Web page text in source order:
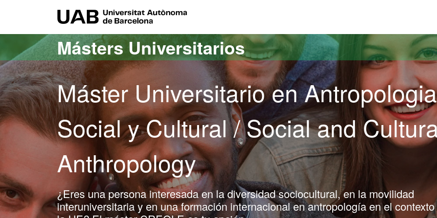
Másters Universitarios
Máster Universitario en Antropologia
Social y Cultural / Social and
Anthropology
¿Eres una persona interesada en la diversidad sociocultural, en la movilidad
interuniversitaria y en una formación internacional en antropología en el